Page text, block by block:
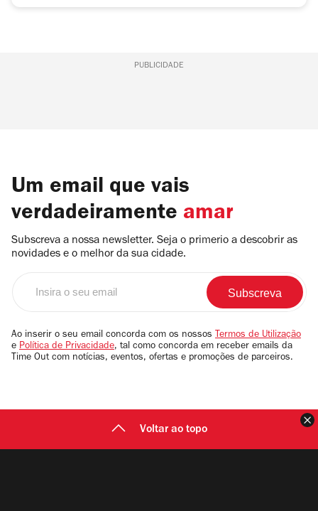
PUBLICIDADE
Um email que vais
verdadeiramente amar
Subscreva a nossa newsletter. Seja o primerio a descobrir as
novidades e o melhor da sua cidade.
email
Ao inserir o seu email concorda com os nossos Termos de Utilização
e Política de Privacidade, tal como concorda em receber emails da
Time Out com notícias, eventos, ofertas e promoções de parceiros.
Voltar ao topo